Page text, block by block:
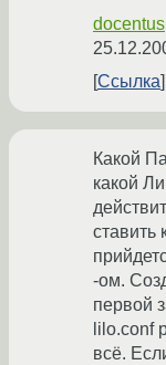
docentus
Ссылка
Какой
какой
ставить
-ом.
первой
lilo.conf
всё.